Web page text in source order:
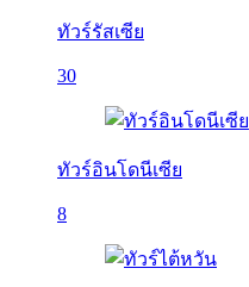
ทัวร์รัสเซีย
30
ทัวร์อินโดนีเซีย
8